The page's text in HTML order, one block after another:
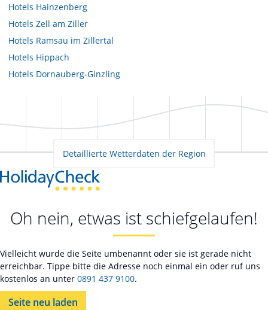
Hotels Hainzenberg
Hotels Zell am Ziller
Hotels Ramsau im Zillertal
Hotels Hippach
Hotels Dornauberg-Ginzling
Detaillierte Wetterdaten der Region
Oh nein, etwas ist schiefgelaufen!
Vielleicht wurde die Seite umbenannt oder sie ist gerade nicht
erreichbar. Tippe bitte die Adresse noch einmal ein oder ruf uns
kostenlos an unter 0891 437 9100.
Seite neu laden